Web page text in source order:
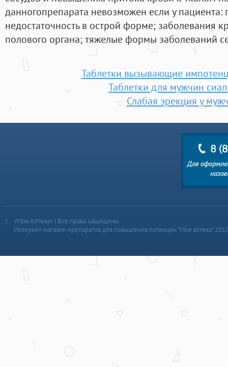
данногопрепарата невозможен если у
недостаточность в острой форме; заболевания
полового органа; тяжелые формы заболеваний
Таблетки вызывающие
Таблетки для мужчин
Слабая эрекция у
«Моя Аптека» | Все права защищены
Интернет-магазин препаратов для повышения потенции “Моя аптека”